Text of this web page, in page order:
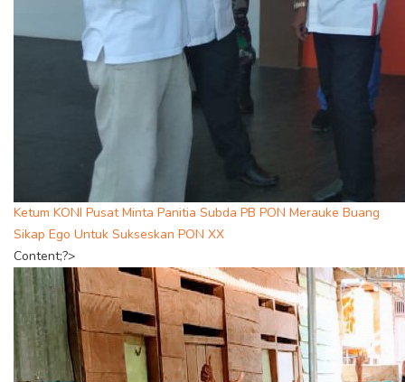
Ketum KONI Pusat Minta Panitia Subda PB PON Merauke Buang
Sikap Ego Untuk Sukseskan PON XX
Content;?>